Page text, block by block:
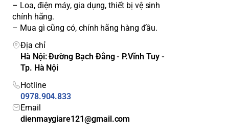
– Loa, điện máy, gia dụng, thiết bị vệ sinh
chính hãng.
– Mua gì cũng có, chính hãng hàng đầu.
Địa chỉ
Hà Nội: Đường Bạch Đằng - P.Vĩnh Tuy -
Tp. Hà Nội
Hotline
0978.904.833
Email
dienmaygiare121@gmail.com